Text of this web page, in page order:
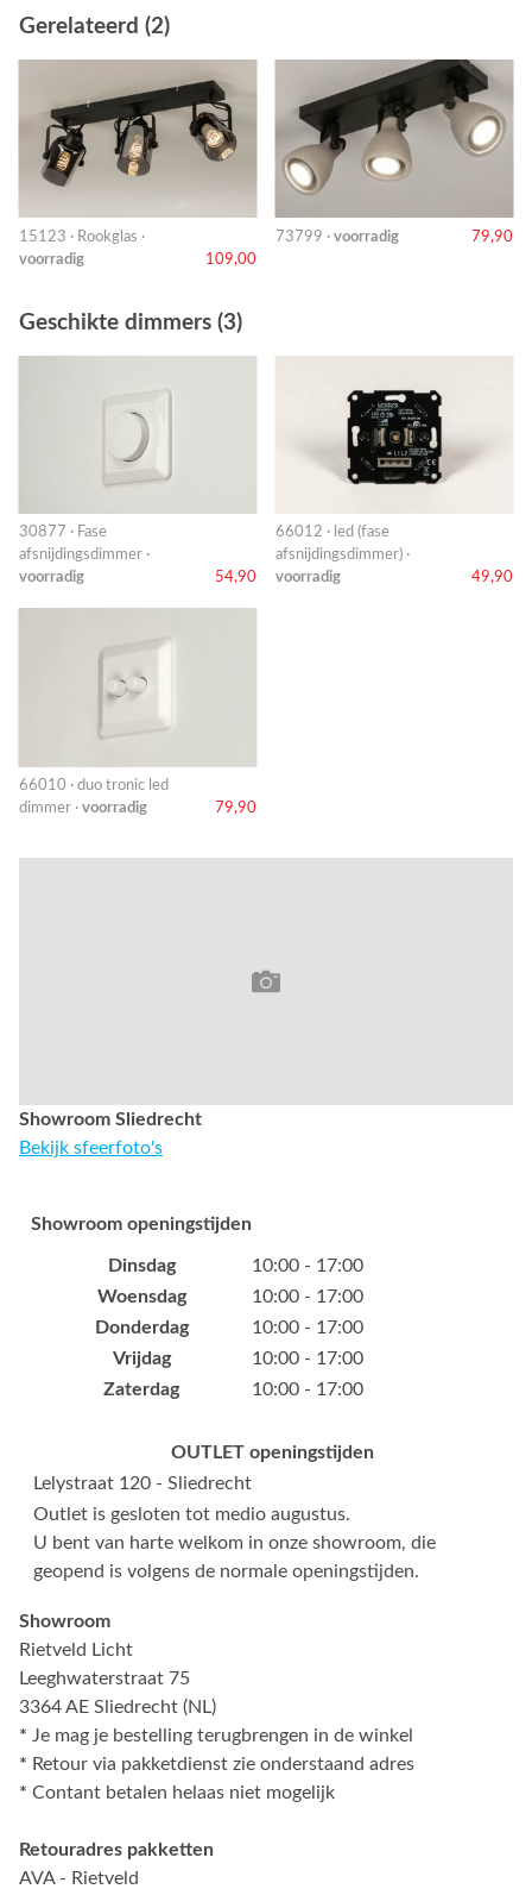
Gerelateerd (2)
15123 · Rookglas ·
voorradig
109,00
73799 · voorradig 79,90
Geschikte dimmers (3)
30877 · Fase
afsnijdingsdimmer ·
voorradig
54,90
66012 · led (fase
afsnijdingsdimmer) ·
voorradig
49,90
66010 · duo tronic led
dimmer · voorradig 79,90
Showroom Sliedrecht
Bekijk sfeerfoto's
Showroom openingstijden
Dinsdag
10:00 - 17:00
Woensdag
10:00 - 17:00
Donderdag
10:00 - 17:00
Vrijdag
10:00 - 17:00
Zaterdag
10:00 - 17:00
OUTLET openingstijden
Lelystraat 120 - Sliedrecht
Outlet is gesloten tot medio augustus.
U bent van harte welkom in onze showroom, die
geopend is volgens de normale openingstijden.
Showroom
Rietveld Licht
Leeghwaterstraat 75
3364 AE Sliedrecht (NL)
* Je mag je bestelling terugbrengen in de winkel
* Retour via pakketdienst zie onderstaand adres
* Contant betalen helaas niet mogelijk
Retouradres pakketten
AVA - Rietveld